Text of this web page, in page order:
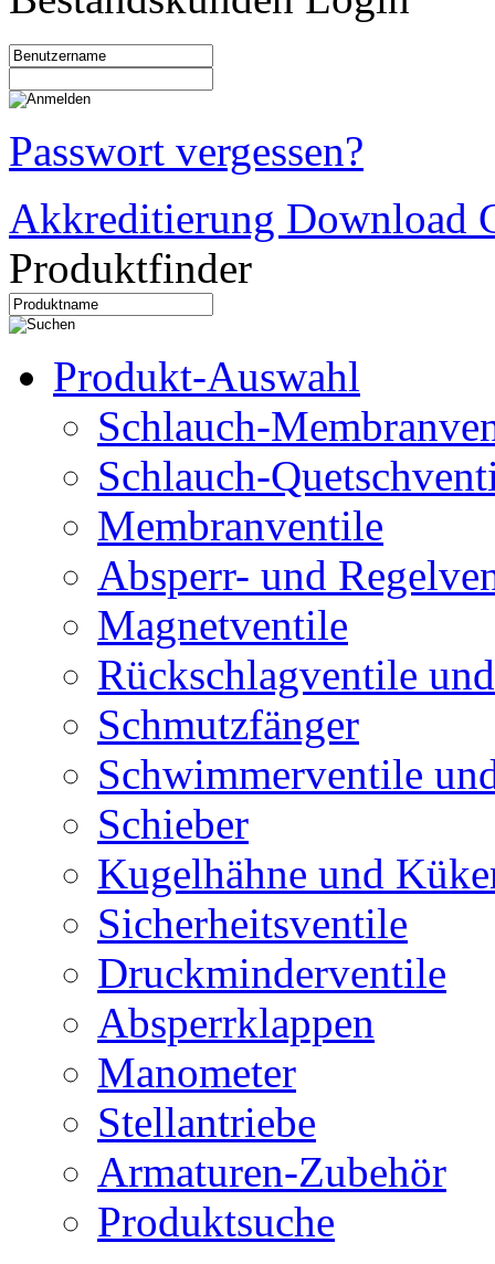
Passwort vergessen?
Akkreditierung Download
Produktfinder
Produkt-Auswahl
Schlauch-
Schlauch-
Membranventile
Absperr- und
Magnetventile
Rückschlagventile
Schmutzfänger
Schwimmerventile
Schieber
Kugelhähne und
Sicherheitsventile
Druckminderventile
Absperrklappen
Manometer
Stellantriebe
Armaturen-Zubehör
Produktsuche